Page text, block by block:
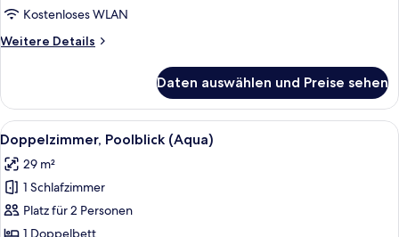
Kostenloses WLAN
Weitere Details
Weitere
Doppelzimmer,
Stadtblick
Daten auswählen und Preise sehen
Alle
Fotos
für
Doppelzimmer,
Poolblick
(Aqua)
Ein Hotelzimmer mit einem Bett,
6
Doppelzimmer, Poolblick (Aqua)
29 m²
1 Schlafzimmer
Platz für 2 Personen
1 Doppelbett